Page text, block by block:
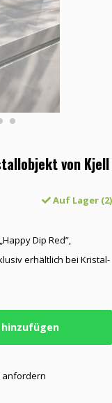
von Kjell
Auf Lager (2)
Dip Red”,
erhältlich bei Kristal-
anfordern